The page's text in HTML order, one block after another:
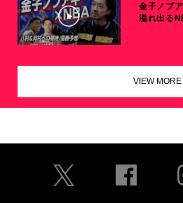
金子ノブ
溢れ出る
VIEW MORE